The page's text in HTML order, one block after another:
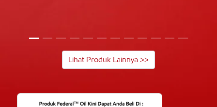
Lihat Produk Lainnya >>